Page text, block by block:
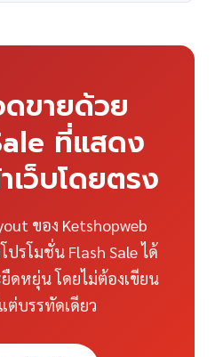
ขายด้วย
ที่แสดง
ว็บโดยตรง
ของ Ketshopweb
รโมชั่น Flash Sale ได้
ดหยุ่น โดยไม่ต้องเขียน
ต่บรรทัดเดียว